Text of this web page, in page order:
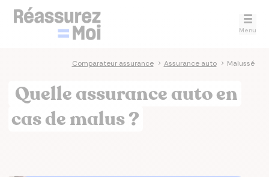
Menu
Comparateur assurance > Assurance auto > Malussé
Quelle assurance auto en
cas de malus ?